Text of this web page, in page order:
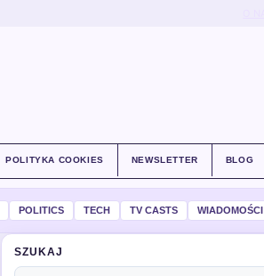
POLITYKA COOKIES NEWSLETTER BLOG
POLITICS TECH TV CASTS WIADOMOŚCI
SZUKAJ